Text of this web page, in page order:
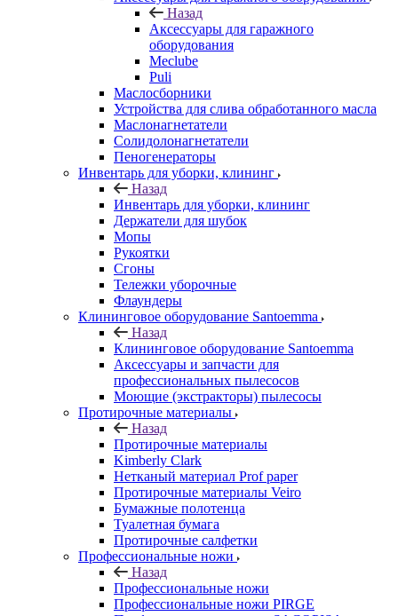
Назад
Аксессуары для гаражного
оборудования
Meclube
Puli
Маслосборники
Устройства для слива обработанного масла
Маслонагнетатели
Солидолонагнетатели
Пеногенераторы
Инвентарь для уборки, клининг
Назад
Инвентарь для уборки, клининг
Держатели для шубок
Мопы
Рукоятки
Сгоны
Тележки уборочные
Флаундеры
Клининговое оборудование Santoemma
Назад
Клининговое оборудование Santoemma
Аксессуары и запчасти для
профессиональных пылесосов
Моющие (экстракторы) пылесосы
Протирочные материалы
Назад
Протирочные материалы
Kimberly Clark
Нетканый материал Prof paper
Протирочные материалы Veiro
Бумажные полотенца
Туалетная бумага
Протирочные салфетки
Профессиональные ножи
Назад
Профессиональные ножи
Профессиональные ножи PIRGE